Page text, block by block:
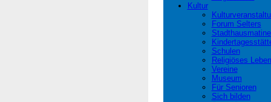
Kultur
Forum Selters
Schulen
Religiöses Leben
Vereine
Museum
Für Senioren
Sich bilden